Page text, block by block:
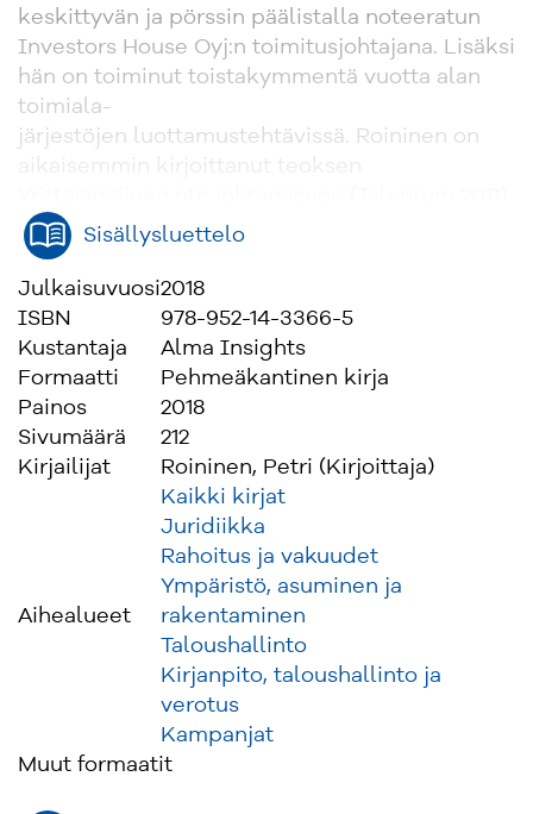
keskittyvän ja pörssin päälistalla noteeratun
Investors House Oyj:n toimitusjohtajana. Lisäksi
hän on toiminut toistakymmentä vuotta alan
toimiala-
järjestöjen luottamustehtävissä. Roininen on
Sisällysluettelo
Julkaisuvuosi2018
ISBN
978-952-14-3366-5
Kustantaja
Alma Insights
Formaatti
Pehmeäkantinen kirja
Painos
2018
Sivumäärä
212
Kirjailijat
Roininen, Petri (Kirjoittaja)
Aihealueet
Kaikki kirjat
Juridiikka
Rahoitus ja vakuudet
Ympäristö, asuminen ja
rakentaminen
Taloushallinto
Kirjanpito, taloushallinto ja
verotus
Kampanjat
Muut formaatit